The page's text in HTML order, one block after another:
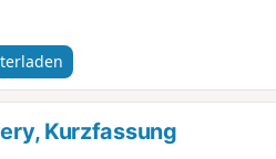
Kurzfassung